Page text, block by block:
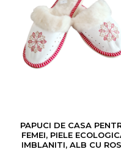
PAPUCI DE CASA
FEMEI, PIELE
IMBLANITI, ALB CU